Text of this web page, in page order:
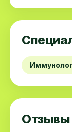
Отзывы